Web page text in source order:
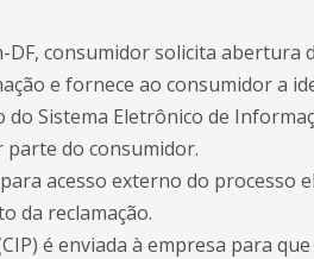
consumidor solicita abertura
e fornece ao consumidor a
Sistema Eletrônico de
do consumidor.
acesso externo do processo
da reclamação.
é enviada à empresa para